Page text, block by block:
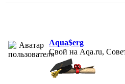
Aqua$erg
Свой на Aqa.ru,